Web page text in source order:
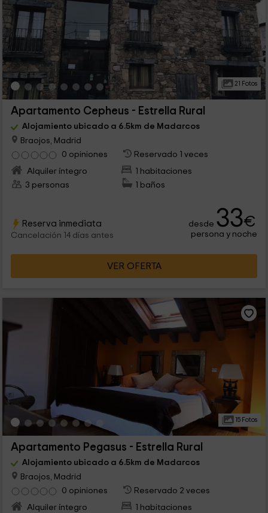
21 Fotos
Apartamento Cepheus - Estrella Rural
Alojamiento ubicado a 6.5km de Madarcos
Braojos, Madrid
0 opiniones
Reservado 1 veces
Alquiler íntegro
1 habitaciones
3 personas
1 baños
Reserva inmediata
Cancelación 14 días antes
desde 33€
persona y noche
VER OFERTA
15 Fotos
Apartamento Pegasus - Estrella Rural
Alojamiento ubicado a 6.5km de Madarcos
Braojos, Madrid
0 opiniones
Reservado 2 veces
Alquiler íntegro
1 habitaciones